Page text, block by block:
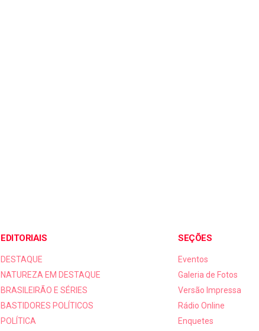
EDITORIAIS
DESTAQUE
NATUREZA EM DESTAQUE
BRASILEIRÃO E SÉRIES
BASTIDORES POLÍTICOS
POLÍTICA
SEÇÕES
Eventos
Galeria de Fotos
Versão Impressa
Rádio Online
Enquetes